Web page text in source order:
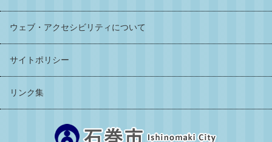
ウェブ・アクセシビリティについて
サイトポリシー
リンク集